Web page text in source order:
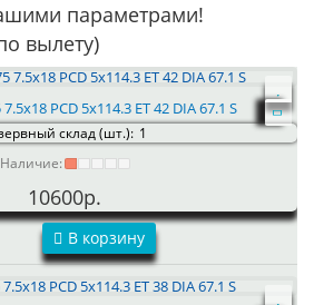
параметрами!
вылету)
PCD 5x114.3 ET 42 DIA 67.1 S
склад (шт.): 1
Наличие:
10600р.
В корзину